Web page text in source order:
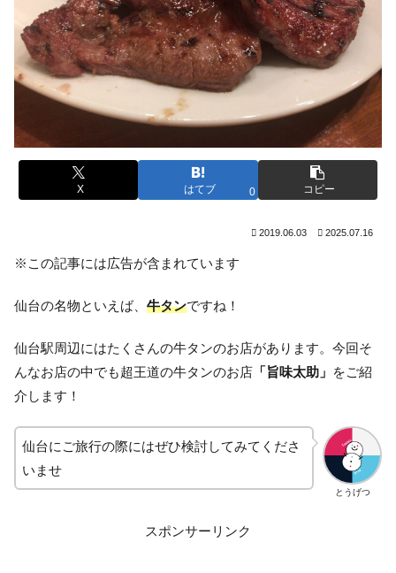
X はてブ 0 コピー
2019.06.03 2025.07.16
※この記事には広告が含まれています
仙台の名物といえば、 牛タンですね！
仙台駅周辺にはたくさんの牛タンのお店があります。今回そ
んなお店の中でも超王道の牛タンのお店 「旨味太助」 をご紹
介します！
とうげつ
仙台にご旅行の際にはぜひ検討してみてくださ
いませ
スポンサーリンク